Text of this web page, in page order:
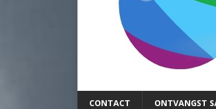
CONTACT ONTVANGST